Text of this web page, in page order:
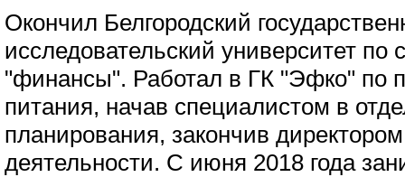
Окончил Белгородский
исследовательский университет по
"финансы". Работал в ГК "Эфко" по
питания, начав специалистом в
планирования, закончив
деятельности. С июня 2018 года